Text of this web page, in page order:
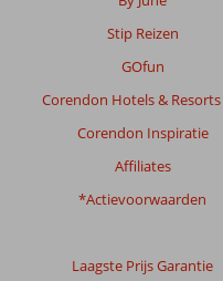
Stip Reizen
GOfun
Corendon Hotels & Resorts
Corendon Inspiratie
Affiliates
*Actievoorwaarden
Laagste Prijs Garantie